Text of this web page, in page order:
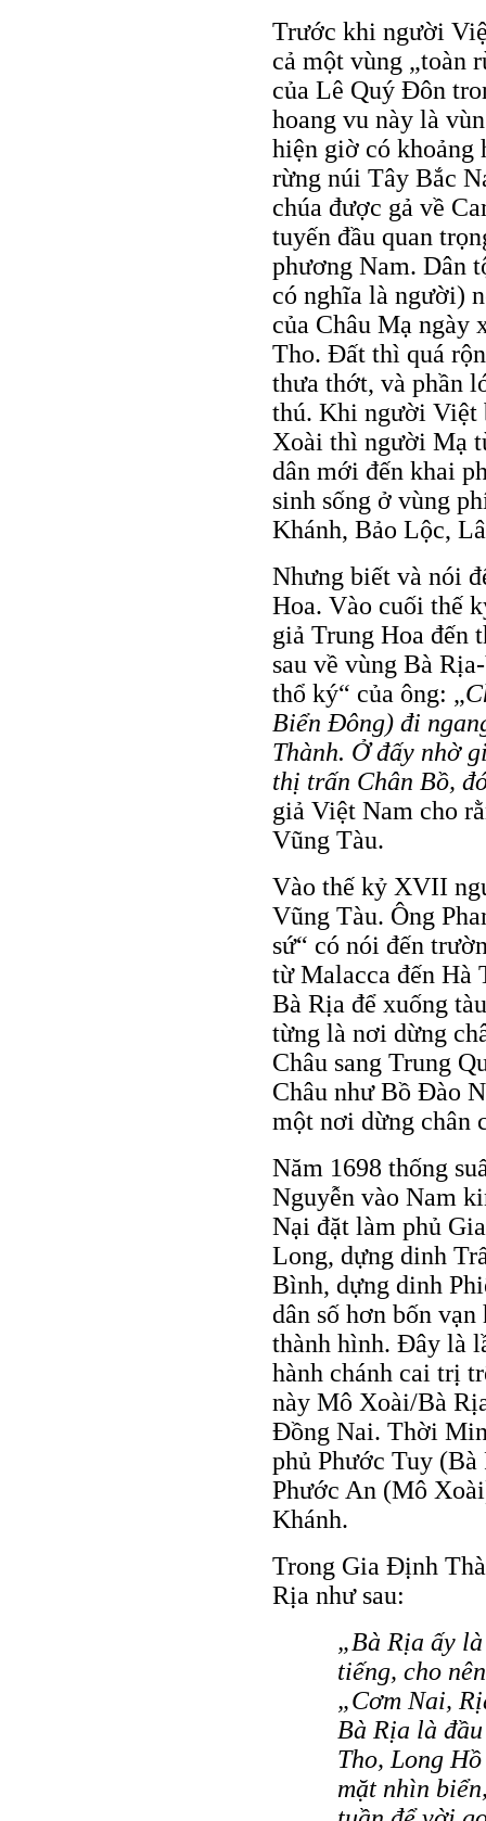
Trước khi người
cả một vùng „toàn
của Lê Quý Đôn
hoang vu này là
hiện giờ có khoảng
rừng núi Tây Bắc
chúa được gả về
tuyến đầu quan
phương Nam. Dân
có nghĩa là người)
của Châu Mạ ngày
Tho. Đất thì quá
thưa thớt, và phần
thú. Khi người Việt
Xoài thì người Mạ
dân mới đến khai
sinh sống ở vùng
Khánh, Bảo Lộc,
Nhưng biết và nói
Hoa. Vào cuối thế
giả Trung Hoa đến
sau về vùng Bà
thổ ký“ của ông: „
Biển Đông) đi
Thành. Ở đấy nhờ
thị trấn Chân Bồ,
giả Việt Nam cho
Vũng Tàu.
Vào thế kỷ XVII
Vũng Tàu. Ông
sứ“ có nói đến
từ Malacca đến Hà
Bà Rịa để xuống
từng là nơi dừng
Châu sang Trung
Châu như Bồ Đào
một nơi dừng chân
Năm 1698 thống
Nguyễn vào Nam
Nại đặt làm phủ
Long, dựng dinh
Bình, dựng dinh
dân số hơn bốn
thành hình. Đây là
hành chánh cai trị
này Mô Xoài/Bà
Đồng Nai. Thời
phủ Phước Tuy
Phước An (Mô
Khánh.
Trong Gia Định
Rịa như sau:
„Bà Rịa ấy
tiếng, cho
„Cơm Nai,
Bà Rịa là
Tho, Long
mặt nhìn